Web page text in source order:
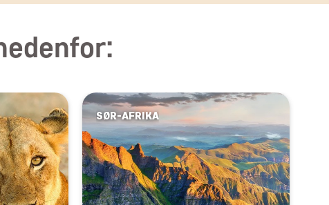
SØR-AFRIKA